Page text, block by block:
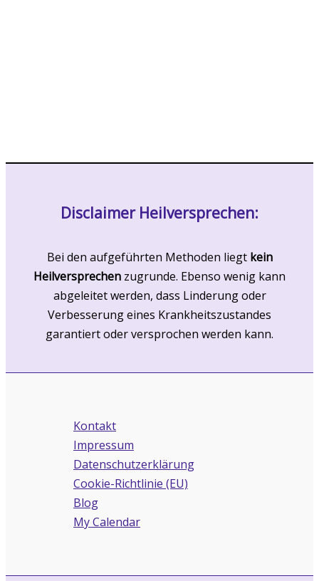
Disclaimer Heilversprechen:
Bei den aufgeführten Methoden liegt kein
Heilversprechen zugrunde. Ebenso wenig kann
abgeleitet werden, dass Linderung oder
Verbesserung eines Krankheitszustandes
garantiert oder versprochen werden kann.
Kontakt
Impressum
Datenschutzerklärung
Cookie-Richtlinie (EU)
Blog
My Calendar